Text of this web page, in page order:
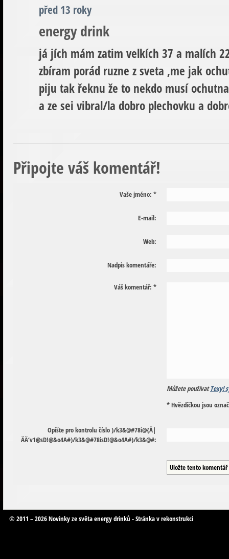
před 13 roky
energy drink
já jích mám zatim velkích 37 a malích
zbíram porád ruzne z sveta ,me jak
piju tak řeknu že to nekdo musí
a ze sei vibral/la dobro plechovku a
Připojte váš komentář!
Vaše jméno: *
E-mail:
Web:
Nadpis komentáře:
Váš komentář: *
Můžete používatTexy!
* Hvězdičkou jsou
Opište pro kontrolu číslo)/k3&@#78i@{Ä|
ÄÄ‘v1@sD!@&o4A#)/k3&@#78isD!@&o4A#)/k3&@#:
© 2011 – 2026 Novinky ze světa energy drinků - Stránka v rekonstrukci